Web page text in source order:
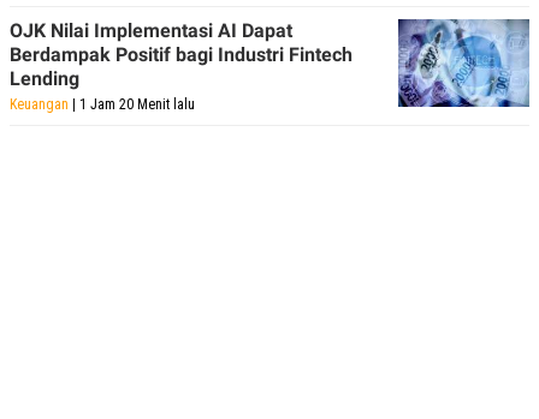
OJK Nilai Implementasi AI Dapat
Berdampak Positif bagi Industri Fintech
Lending
Keuangan | 1 Jam 20 Menit lalu